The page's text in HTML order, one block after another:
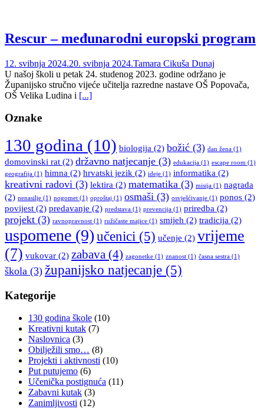
Rescur – međunarodni europski program
12. svibnja 2024.20. svibnja 2024.Tamara Cikuša Dunaj
U našoj školi u petak 24. studenog 2023. godine održano je
Županijsko stručno vijeće učitelja razredne nastave OŠ Popovača,
OŠ Velika Ludina i [...]
Oznake
130 godina (10) biologija (2) božić (3) dan žena (1)
domovinski rat (2) državno natjecanje (3) edukacija (1) escape room (1)
geografija (1) himna (2) hrvatski jezik (2) ideje (1) informatika (2)
kreativni radovi (3) lektira (2) matematika (3) misija (1) nagrada
(2) nenasilje (1) nogomet (1) oproštaj (1) osmaši (3) osvješćivanje (1) ponos (2)
povijest (2) predavanje (2) predstava (1) prevencija (1) priredba (2)
projekt (3) ravnopravnost (1) ružičaste majice (1) smijeh (2) tradicija (2)
uspomene (9) učenici (5) učenje (2) vrijeme
(7) vukovar (2) zabava (4) zagonetke (1) znanost (1) časna sestra (1)
škola (3) županijsko natjecanje (5)
Kategorije
130 godina škole (10)
Kreativni kutak (7)
Naslovnica (3)
Obilježili smo… (8)
Projekti i aktivnosti (10)
Put putujemo (6)
Učenička postignuća (11)
Zabavni kutak (3)
Zanimljivosti (12)